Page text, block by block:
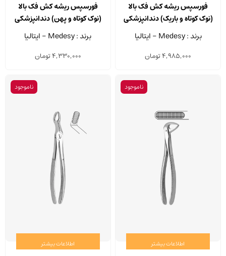
فورسپس ریشه کش فک بالا
(نوک کوتاه و باریک) دندانپزشکی
مدسی مدل 2500/51
برند : Medesy - ایتالیا
4,985,000تومان
فورسپس ریشه کش فک بالا
(نوک کوتاه و پهن) دندانپزشکی
مدسی مدل 2500/52
برند : Medesy - ایتالیا
4,330,000تومان
ناموجود
اطلاعات بیشتر
ناموجود
اطلاعات بیشتر